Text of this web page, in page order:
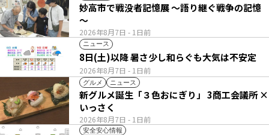
2026年8月7日 - 1日前
妙高市で戦没者記憶展 ～語り継ぐ戦争の記憶
～
ニュース
2026年8月7日 - 1日前
8日(土)以降 暑さ少し和らぐも大気は不安定
グルメ ニュース
2026年8月7日 - 1日前
新グルメ誕生「３色おにぎり」 3商工会議所 ×
いっさく
安全安心情報